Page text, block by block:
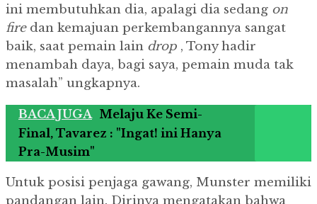
ini membutuhkan dia, apalagi dia sedang on
firedan kemajuan perkembangannya sangat
baik, saat pemain lain drop , Tony hadir
menambah daya, bagi saya, pemain muda tak
masalah” ungkapnya.
BACA JUGA Melaju Ke Semi-
Final, Tavarez : "Ingat! ini Hanya
Pra-Musim"
Untuk posisi penjaga gawang, Munster memiliki